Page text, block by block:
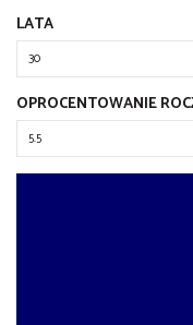
LATA
OPROCENTOWANIE